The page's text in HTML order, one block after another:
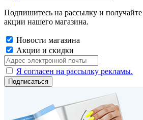
Подпишитесь на рассылку и
акции нашего магазина.
Новости магазина
Акции и скидки
Я согласен на рассылку рекламы.